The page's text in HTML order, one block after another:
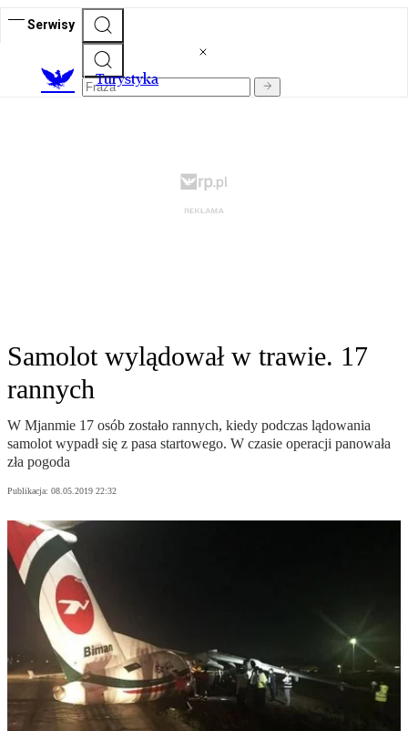
Serwisy
Turystyka
Samolot wylądował w trawie. 17
rannych
W Mjanmie 17 osób zostało rannych, kiedy podczas lądowania
samolot wypadł się z pasa startowego. W czasie operacji panowała
zła pogoda
Publikacja: 08.05.2019 22:32